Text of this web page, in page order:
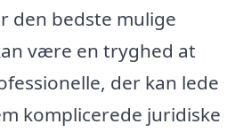
den bedste mulige
være en tryghed at
der kan lede
komplicerede juridiske